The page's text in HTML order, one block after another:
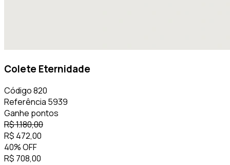
Colete Eternidade
Código820
Referência 5939
Ganhe pontos
R$1.180,00
R$ 472,00
40%OFF
R$ 708,00